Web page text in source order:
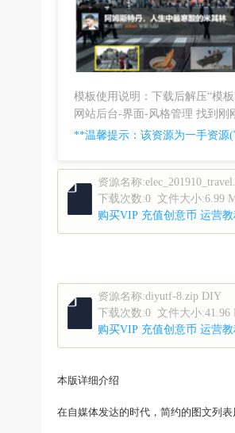
模板使用说明：下载后解压“模
网站后台-界面-风格管理 找到
**温馨提示：该资源为一手资源
资源名称:
下载次数:0 文件大小:6.99
购买VIP 充值创意币 运营教
资源名称:diyutf-8.zip DIY
下载次数:0 文件大小:41.96
购买VIP 充值创意币 运营教
本版详细介绍
在自媒体发达的时代，简约的图文列